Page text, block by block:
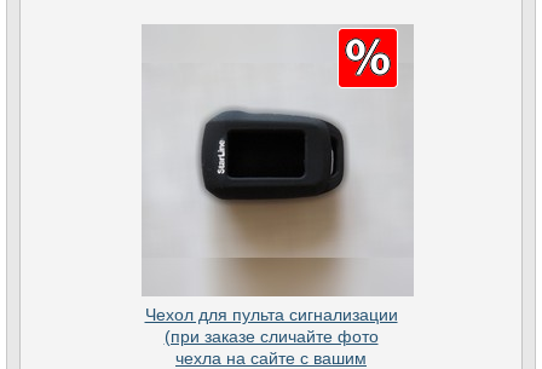
Чехол для пульта сигнализации
(при заказе сличайте фото
чехла на сайте с вашим